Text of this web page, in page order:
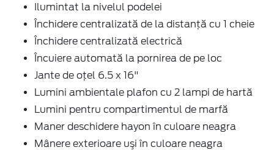
Ilumintat la nivelul podelei
Închidere centralizată de la distanţă cu 1 cheie
Închidere centralizată electrică
Încuiere automată la pornirea de pe loc
Jante de oţel 6.5 x 16"
Lumini ambientale plafon cu 2 lampi de hartă
Lumini pentru compartimentul de marfă
Maner deschidere hayon în culoare neagra
Mânere exterioare uşi în culoare neagra